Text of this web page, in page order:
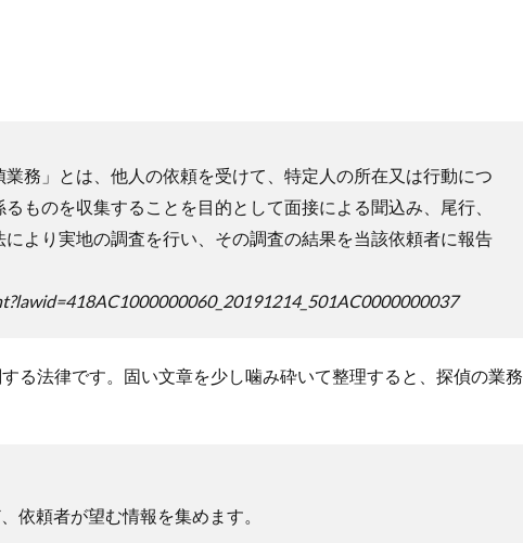
務」とは、他人の依頼を受けて、特定人の所在又は行動につ
ものを収集することを目的として面接による聞込み、尾行、
より実地の調査を行い、その調査の結果を当該依頼者に報告
る法律です。固い文章を少し噛み砕いて整理すると、探偵の業務
依頼者が望む情報を集めます。